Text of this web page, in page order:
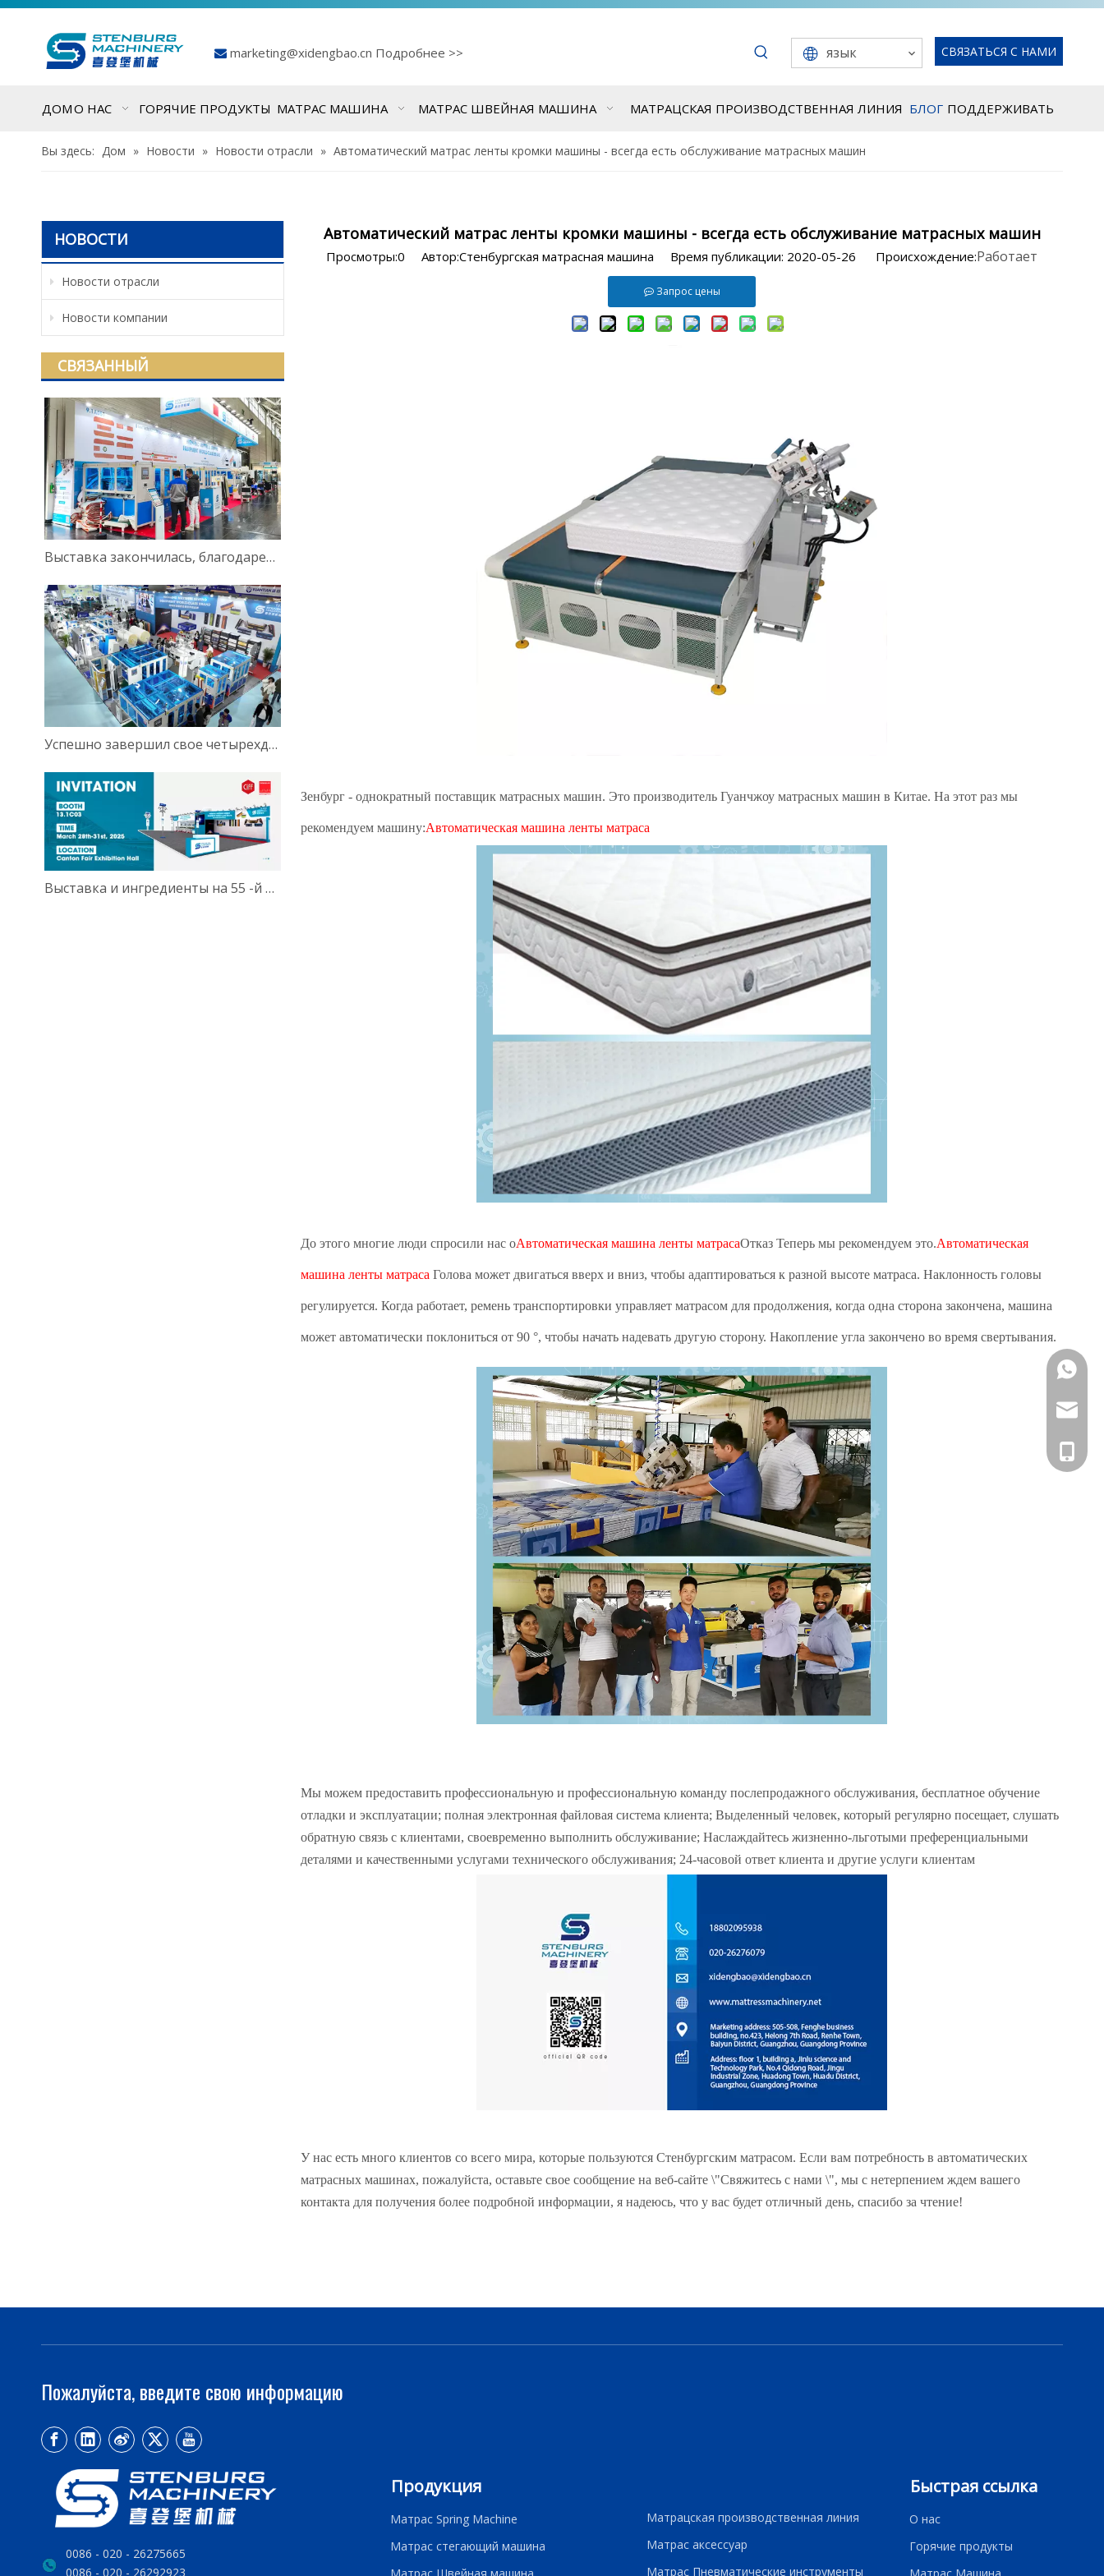
 marketing@xidengbao.cn Подробнее >> язык СВЯЗАТЬСЯ С НАМИ
ДОМО НАС ГОРЯЧИЕ ПРОДУКТЫ МАТРАС МАШИНА МАТРАС ШВЕЙНАЯ МАШИНА МАТРАЦСКАЯ ПРОИЗВОДСТВЕННАЯ ЛИНИЯ БЛОГ ПОДДЕРЖИВАТЬ
Вы здесь: Дом » Новости » Новости отрасли » Автоматический матрас ленты кромки машины - всегда есть обслуживание матрасных машин
НОВОСТИ
Новости отрасли
Новости компании
СВЯЗАННЫЙ
Выставка закончилась, благодарен за встречу!
Успешно завершил свое четырехдневное участие!
Выставка и ингредиенты на 55 -й 2025 году в Китае Гуанчжоу.
Автоматический матрас ленты кромки машины - всегда есть обслуживание матрасных машин
Просмотры:0 Автор:Стенбургская матрасная машина Время публикации: 2020-05-26 Происхождение:Работает
Запрос цены
Зенбург - однократный поставщик матрасных машин. Это производитель Гуанчжоу матрасных машин в Китае. На этот раз мы
рекомендуем машину:Автоматическая машина ленты матраса
До этого многие люди спросили нас оАвтоматическая машина ленты матрасаОтказ Теперь мы рекомендуем это.Автоматическая
машина ленты матраса Голова может двигаться вверх и вниз, чтобы адаптироваться к разной высоте матраса. Наклонность головы
регулируется. Когда работает, ремень транспортировки управляет матрасом для продолжения, когда одна сторона закончена, машина
может автоматически поклониться от 90 °, чтобы начать надевать другую сторону. Накопление угла закончено во время свертывания.
Мы можем предоставить профессиональную и профессиональную команду послепродажного обслуживания, бесплатное обучение
отладки и эксплуатации; полная электронная файловая система клиента; Выделенный человек, который регулярно посещает, слушать
обратную связь с клиентами, своевременно выполнить обслуживание; Наслаждайтесь жизненно-льготыми преференциальными
деталями и качественными услугами технического обслуживания; 24-часовой ответ клиента и другие услуги клиентам
У нас есть много клиентов со всего мира, которые пользуются Стенбургским матрасом. Если вам потребность в автоматических
матрасных машинах, пожалуйста, оставьте свое сообщение на веб-сайте \"Свяжитесь с нами \", мы с нетерпением ждем вашего
контакта для получения более подробной информации, я надеюсь, что у вас будет отличный день, спасибо за чтение!
Пожалуйста, введите свою информацию
0086 - 020 - 26275665
0086 - 020 - 26292923
+86
+86
Продукция
Матрас Spring Machine
Матрас стегающий машина
Матрацская производственная линия
Матрас аксессуар
Матрас Пневматические инструменты
Быстрая ссылка
О нас
Горячие продукты